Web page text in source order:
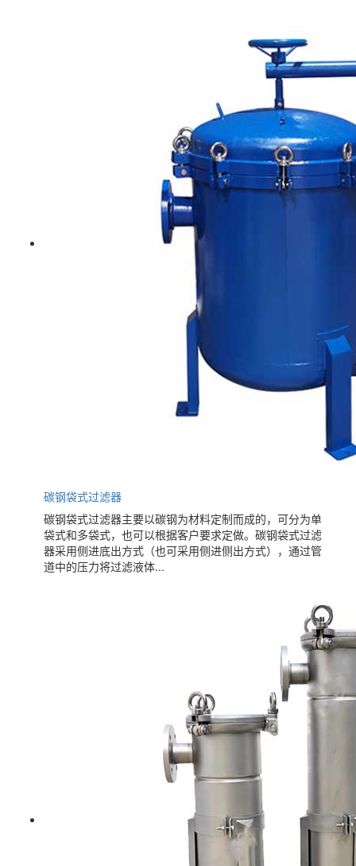
碳钢袋式过滤器
碳钢袋式过滤器主要以碳钢为材料定制而成的，可分为单
袋式和多袋式，也可以根据客户要求定做。碳钢袋式过滤
器采用侧进底出方式（也可采用侧进侧出方式），通过管
道中的压力将过滤液体...